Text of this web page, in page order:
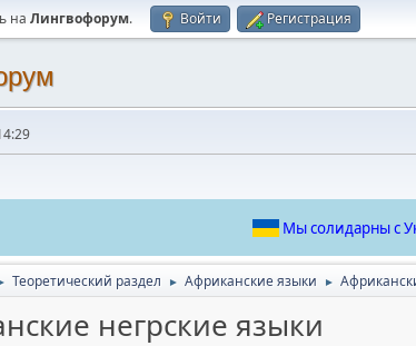
на Лингвофорум. Войти Регистрация
Мы солидарны с
Теоретический раздел ► Африканские языки ►
негрские языки